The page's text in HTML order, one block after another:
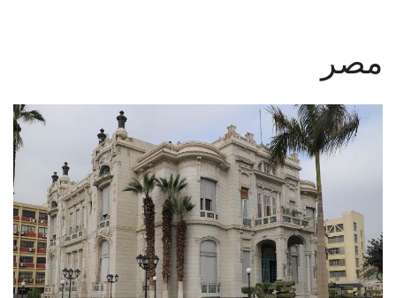
الأنظمة الذكية
الإعلام
تواصل معنا
الطلاب
مصر